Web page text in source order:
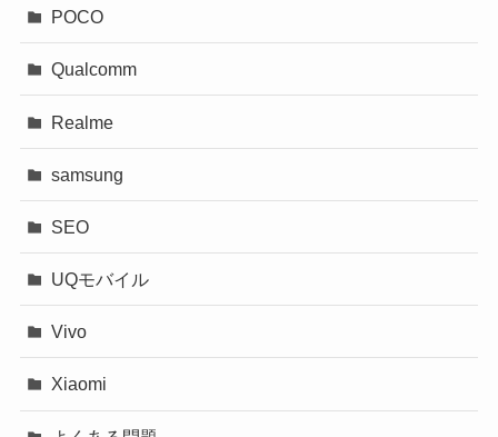
POCO
Qualcomm
Realme
samsung
SEO
UQモバイル
Vivo
Xiaomi